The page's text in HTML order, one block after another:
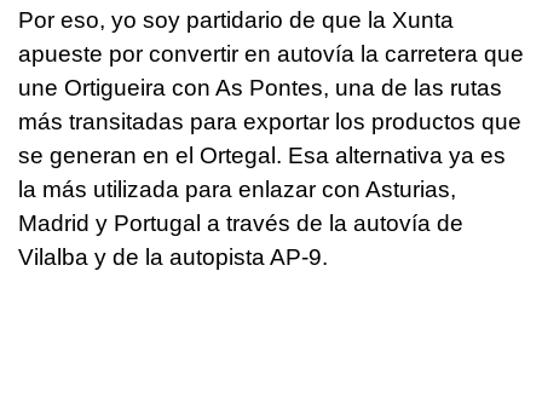
Por eso, yo soy partidario de que la Xunta
apueste por convertir en autovía la carretera que
une Ortigueira con As Pontes, una de las rutas
más transitadas para exportar los productos que
se generan en el Ortegal. Esa alternativa ya es
la más utilizada para enlazar con Asturias,
Madrid y Portugal a través de la autovía de
Vilalba y de la autopista AP-9.